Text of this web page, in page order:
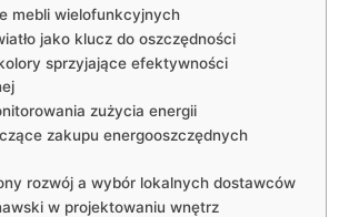
mebli‍ wielofunkcyjnych
jako klucz do oszczędności
sprzyjające efektywności
zużycia energii
zakupu energooszczędnych
rozwój a wybór lokalnych dostawców
w projektowaniu⁢ wnętrz